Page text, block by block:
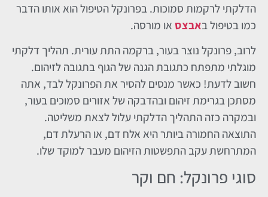
הדלקתי לרקמות סמוכות. בפרונקל הטיפול הוא אותו הדבר
כמו בטיפול באבצסאו מורסה.
לרוב, פרונקל נוצר בעור, ברקמה התת עורית. תהליך דלקתי
מוגלתי מתפתח כתגובת הגנה של הגוף בתגובה לזיהום.
חשוב לדעת! כאשר מנסים להסיר את הפרונקל לבד, אתה
מסתכן בגרימת זיהום ובהדבקה של אזורים סמוכים בעור,
ובמקרה כזה התהליך הדלקתי עלול לצאת משליטה.
התוצאה החמורה ביותר היא אלח דם, או הרעלת דם,
המתרחשת עקב התפשטות הזיהום מעבר למוקד שלו.
סוגי פרונקל: חם וקר